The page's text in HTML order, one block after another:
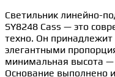
Светильник линейно-
SY8248 Cass — это
техно. Он принадлежит
элегантными
минимальная высота
Основание выполнено